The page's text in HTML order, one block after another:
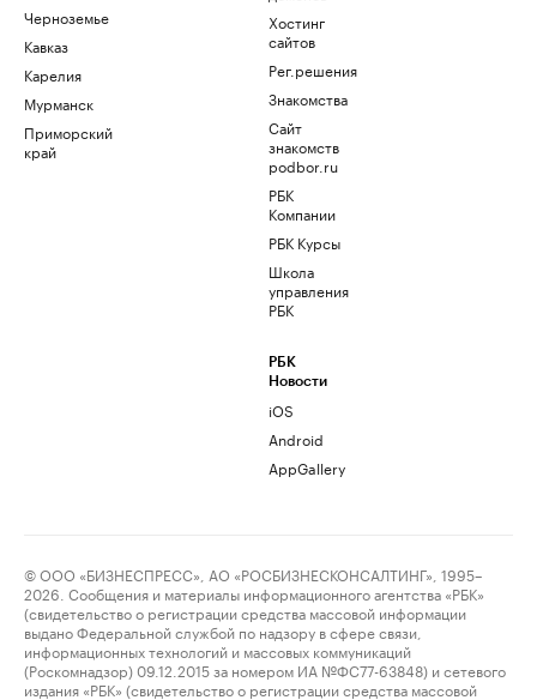
Черноземье
Кавказ
Карелия
Мурманск
Приморский
край
Хостинг
сайтов
Рег.решения
Знакомства
Сайт
знакомств
podbor.ru
РБК
Компании
РБК Курсы
Школа
управления
РБК
РБК
Новости
iOS
Android
AppGallery
© ООО «БИЗНЕСПРЕСС», АО «РОСБИЗНЕСКОНСАЛТИНГ», 1995–
2026. Сообщения и материалы информационного агентства «РБК»
(свидетельство о регистрации средства массовой информации
выдано Федеральной службой по надзору в сфере связи,
информационных технологий и массовых коммуникаций
(Роскомнадзор) 09.12.2015 за номером ИА №ФС77-63848) и сетевого
издания «РБК» (свидетельство о регистрации средства массовой